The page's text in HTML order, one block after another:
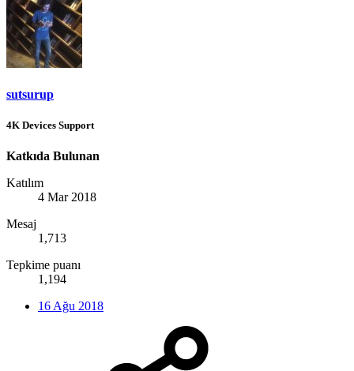
sutsurup
4K Devices Support
Katkıda Bulunan
Katılım
4 Mar 2018
Mesaj
1,713
Tepkime puanı
1,194
16 Ağu 2018